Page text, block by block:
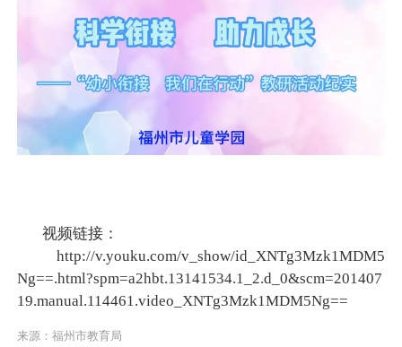
视频链接：
http://v.youku.com/v_show/id_XNTg3Mzk1MDM5
Ng==.html?spm=a2hbt.13141534.1_2.d_0&scm=201407
19.manual.114461.video_XNTg3Mzk1MDM5Ng==
来源：福州市教育局